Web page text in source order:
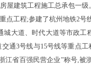
屋建筑工程施工总承包一
点工程;参建了杭州地铁2
城大道、时代大道等市政
通3号线与15号线等重点
江省百强民营企业”称号,